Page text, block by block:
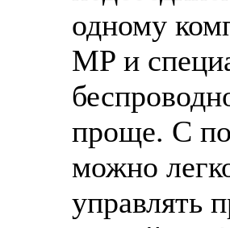
одному
MP и
проще. С
можно
управлять